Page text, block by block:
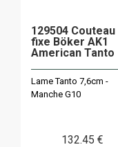
129504 Couteau
fixe Böker AK1
American Tanto
Lame Tanto 7,6cm -
Manche G10
132.45 €